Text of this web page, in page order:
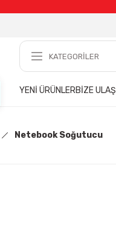
YENİ ÜRÜNLERBİZE
Netebook Soğutucu